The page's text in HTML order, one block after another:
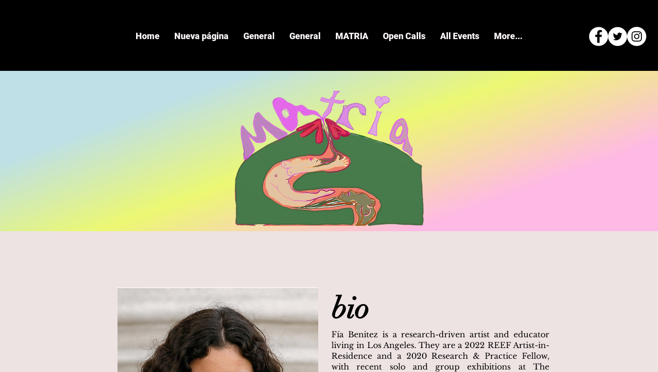
Home Nueva página General General MATRIA Open Calls All Events More...
bio
Fía Benitez is a research-driven artist and educator
living in Los Angeles. They are a 2022 REEF Artist-in-
Residence and a 2020 Research & Practice Fellow,
with recent solo and group exhibitions at The